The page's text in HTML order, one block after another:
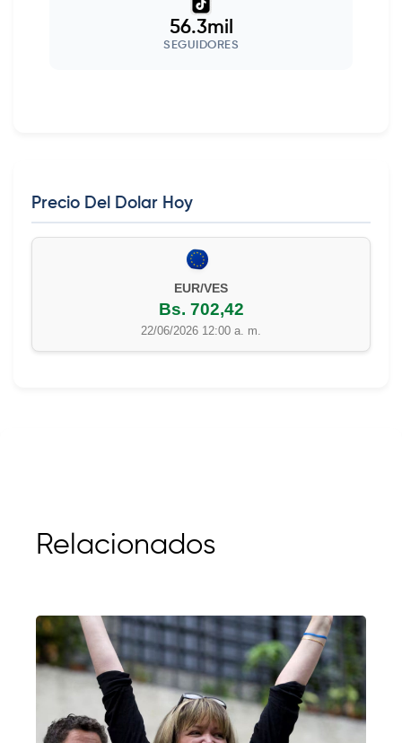
56.3mil
SEGUIDORES
Precio Del Dolar Hoy
EUR/VES
Bs. 702,42
22/06/2026 12:00 a. m.
Relacionados